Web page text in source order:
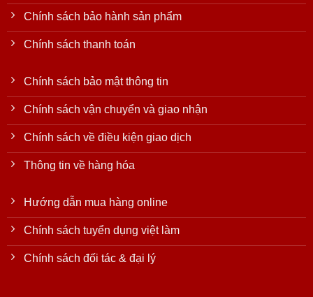
Chính sách bảo hành sản phẩm
Chính sách thanh toán
Chính sách bảo mật thông tin
Chính sách vận chuyển và giao nhận
Chính sách về điều kiện giao dịch
Thông tin về hàng hóa
Hướng dẫn mua hàng online
Chính sách tuyển dụng việt làm
Chính sách đối tác & đại lý